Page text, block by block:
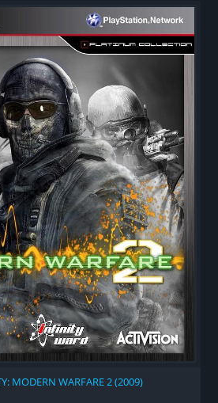
MODERN WARFARE 2 (2009)